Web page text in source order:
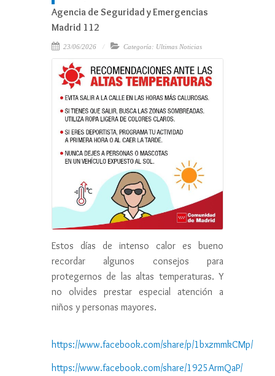
Agencia de Seguridad y Emergencias
Madrid 112
23/06/2026 Categoría: Ultimas Noticias
Estos días de intenso calor es bueno
recordar algunos consejos para
protegernos de las altas temperaturas. Y
no olvides prestar especial atención a
niños y personas mayores.
https://www.facebook.com/share/p/1bxzmmkCMp/
https://www.facebook.com/share/1925ArmQaP/